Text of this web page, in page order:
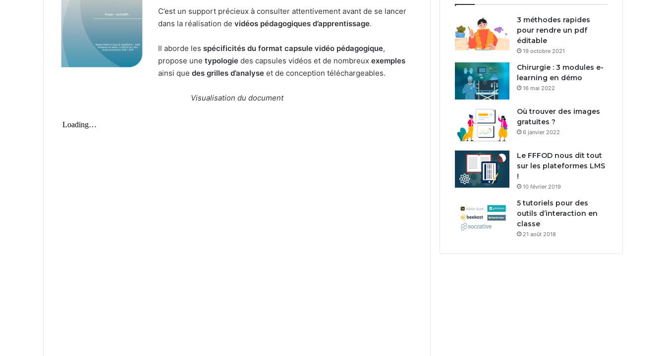
C’est un support précieux à consulter attentivement avant de se lancer
dans la réalisation devidéos pédagogiques d’apprentissage.
Il aborde lesspécificités du format capsule vidéo pédagogique,
propose unetypologie des capsules vidéos et de nombreuxexemples
ainsi quedes grilles d’analyse et de conception téléchargeables.
Visualisation du document
3 méthodes rapides
pour rendre un pdf
éditable
19 octobre 2021
Chirurgie : 3 modules e-
learning en démo
16 mai 2022
Où trouver des images
gratuites ?
6 janvier 2022
Le FFFOD nous dit tout
sur les plateformes LMS
!
10 février 2019
5 tutoriels pour des
outils d’interaction en
classe
21 août 2018